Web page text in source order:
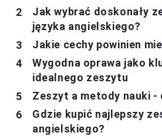
Jak wybrać doskonały
języka angielskiego?
Jakie cechy powinien
Wygodna oprawa jako
idealnego zeszytu
Zeszyt a metody nauki -
Gdzie kupić najlepszy
angielskiego?